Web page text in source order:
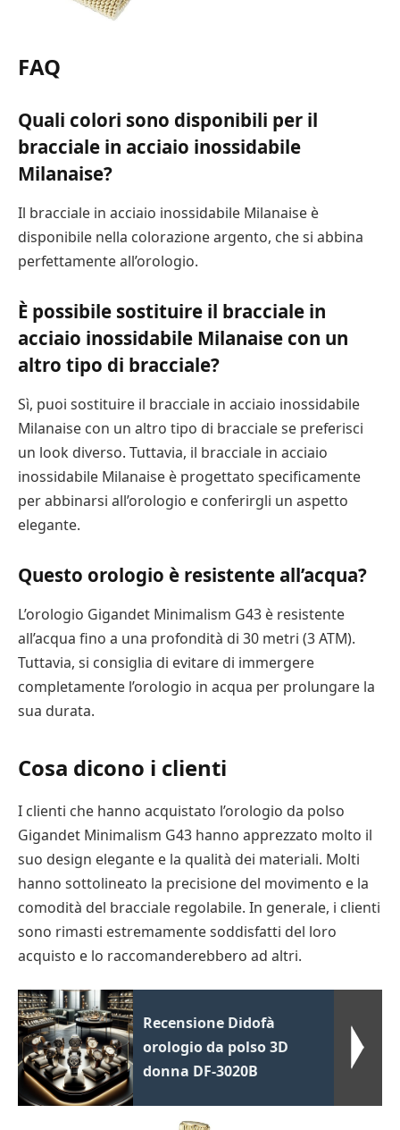
FAQ
Quali colori sono disponibili per il
bracciale in acciaio inossidabile
Milanaise?
Il bracciale in acciaio inossidabile Milanaise è
disponibile nella colorazione argento, che si abbina
perfettamente all’orologio.
È possibile sostituire il bracciale in
acciaio inossidabile Milanaise con un
altro tipo di bracciale?
Sì, puoi sostituire il bracciale in acciaio inossidabile
Milanaise con un altro tipo di bracciale se preferisci
un look diverso. Tuttavia, il bracciale in acciaio
inossidabile Milanaise è progettato specificamente
per abbinarsi all’orologio e conferirgli un aspetto
elegante.
Questo orologio è resistente all’acqua?
L’orologio Gigandet Minimalism G43 è resistente
all’acqua fino a una profondità di 30 metri (3 ATM).
Tuttavia, si consiglia di evitare di immergere
completamente l’orologio in acqua per prolungare la
sua durata.
Cosa dicono i clienti
I clienti che hanno acquistato l’orologio da polso
Gigandet Minimalism G43 hanno apprezzato molto il
suo design elegante e la qualità dei materiali. Molti
hanno sottolineato la precisione del movimento e la
comodità del bracciale regolabile. In generale, i clienti
sono rimasti estremamente soddisfatti del loro
acquisto e lo raccomanderebbero ad altri.
Recensione Didofà
orologio da polso 3D
donna DF-3020B